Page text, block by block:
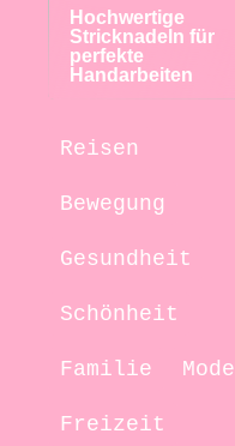
Hochwertige
Stricknadeln für
perfekte
Handarbeiten
Reisen
Bewegung
Gesundheit
Schönheit
Familie Mode
Freizeit